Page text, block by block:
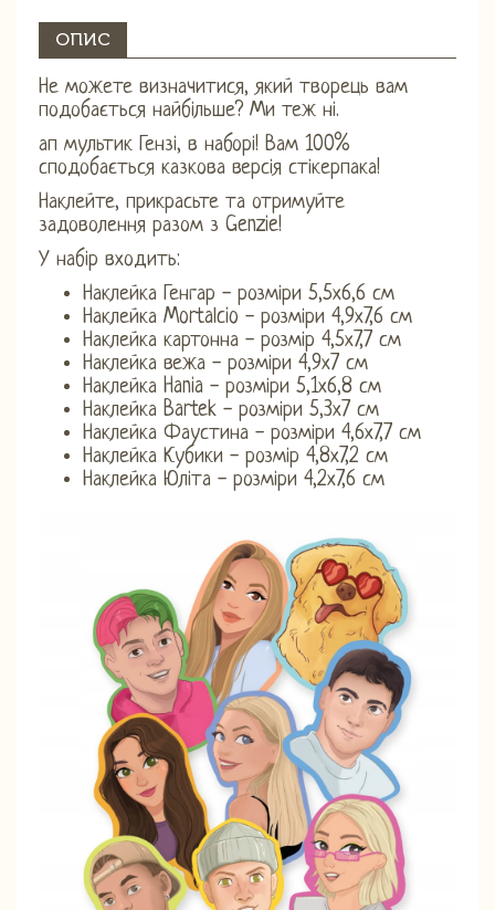
ОПИС
Не можете визначитися, який творець вам
подобається найбільше? Ми теж ні.
ап мультик Гензі, в наборі! Вам 100%
сподобається казкова версія стікерпака!
Наклейте, прикрасьте та отримуйте
задоволення разом з Genzie!
У набір входить:
Наклейка Генгар - розміри 5,5х6,6 см
Наклейка Mortalcio - розміри 4,9х7,6 см
Наклейка картонна - розмір 4,5х7,7 см
Наклейка вежа - розміри 4,9х7 см
Наклейка Hania - розміри 5,1х6,8 см
Наклейка Bartek - розміри 5,3х7 см
Наклейка Фаустина - розміри 4,6х7,7 см
Наклейка Кубики - розмір 4,8х7,2 см
Наклейка Юліта - розміри 4,2х7,6 см